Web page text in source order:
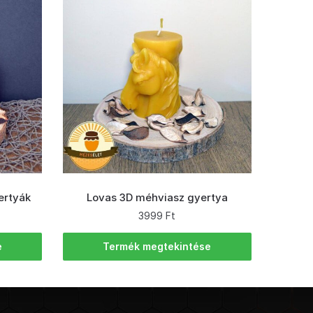
Lovas 3D méhviasz gyertya
3999Ft
Termék megtekintése